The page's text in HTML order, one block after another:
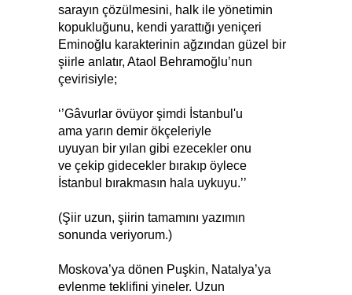
sarayın çözülmesini, halk ile yönetimin
kopukluğunu, kendi yarattığı yeniçeri
Eminoğlu karakterinin ağzından güzel bir
şiirle anlatır, Ataol Behramoğlu’nun
çevirisiyle;
‘’Gâvurlar övüyor şimdi İstanbul'u
ama yarın demir ökçeleriyle
uyuyan bir yılan gibi ezecekler onu
ve çekip gidecekler bırakıp öylece
İstanbul bırakmasın hala uykuyu.’’
(Şiir uzun, şiirin tamamını yazımın
sonunda veriyorum.)
Moskova’ya dönen Puşkin, Natalya’ya
evlenme teklifini yineler. Uzun